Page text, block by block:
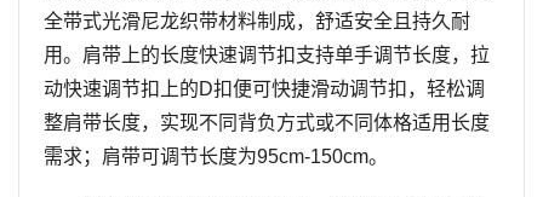
全带式光滑尼龙织带材料制成，舒适安全且持久耐
用。 肩带上的长度快速调节扣支持单手调节长度，拉
动快速调节扣上的D扣便可快捷滑动调节扣，轻松调
整肩带长度，实现不同背负方式或不同体格适用长度
需求；肩带可调节长度为95cm-150cm。